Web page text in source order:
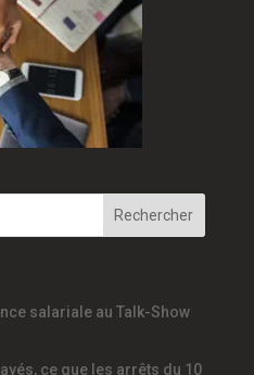
salariale au Talk-Show
ce que les arrêts du 10